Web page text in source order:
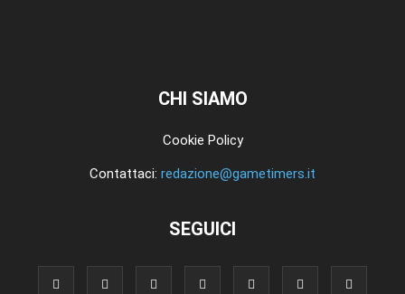
CHI SIAMO
Cookie Policy
Contattaci: redazione@gametimers.it
SEGUICI